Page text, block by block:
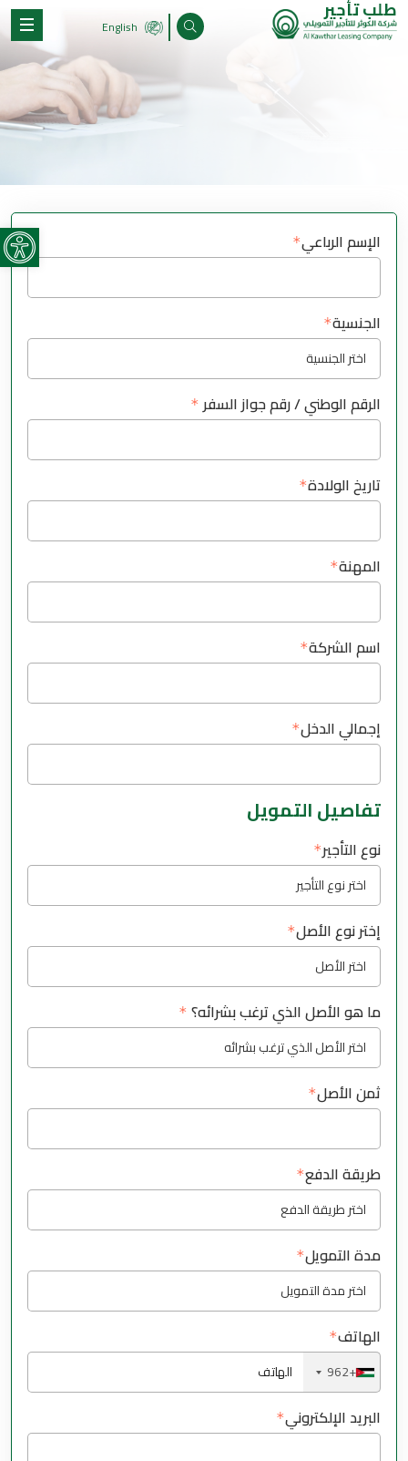
طلب تأجير
الإسم الرباعي
الجنسية
الرقم الوطني / رقم جواز السفر
تاريخ الولادة
المهنة
اسم الشركة
إجمالي الدخل
تفاصيل التمويل
نوع التأجير
إختر نوع الأصل
ما هو الأصل الذي ترغب بشرائه؟
ثمن الأصل
طريقة الدفع
مدة التمويل
الهاتف
+962
البريد الإلكتروني